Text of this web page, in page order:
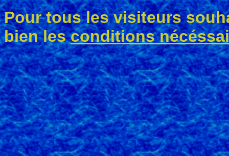
Pour tous les visiteurs
bien lesconditions